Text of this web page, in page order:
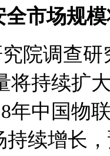
全市场规
院调查研
将持续扩
年中国物
持续增长